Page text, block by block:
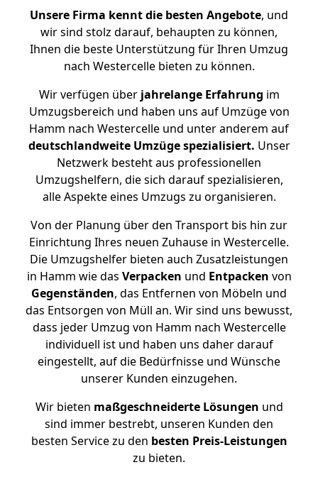
Unsere Firma kennt die besten Angebote, und
wir sind stolz darauf, behaupten zu können,
Ihnen die beste Unterstützung für Ihren Umzug
nach Westercelle bieten zu können.
Wir verfügen überjahrelange Erfahrung im
Umzugsbereich und haben uns auf Umzüge von
Hamm nach Westercelle und unter anderem auf
deutschlandweite Umzüge spezialisiert. Unser
Netzwerk besteht aus professionellen
Umzugshelfern, die sich darauf spezialisieren,
alle Aspekte eines Umzugs zu organisieren.
Von der Planung über den Transport bis hin zur
Einrichtung Ihres neuen Zuhause in Westercelle.
Die Umzugshelfer bieten auch Zusatzleistungen
in Hamm wie das Verpacken und Entpacken von
Gegenständen, das Entfernen von Möbeln und
das Entsorgen von Müll an. Wir sind uns bewusst,
dass jeder Umzug von Hamm nach Westercelle
individuell ist und haben uns daher darauf
eingestellt, auf die Bedürfnisse und Wünsche
unserer Kunden einzugehen.
Wir bieten maßgeschneiderte Lösungen und
sind immer bestrebt, unseren Kunden den
besten Service zu den besten Preis-Leistungen
zu bieten.